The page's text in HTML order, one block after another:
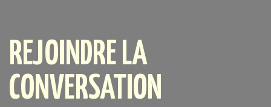
REJOINDRE LA
CONVERSATION